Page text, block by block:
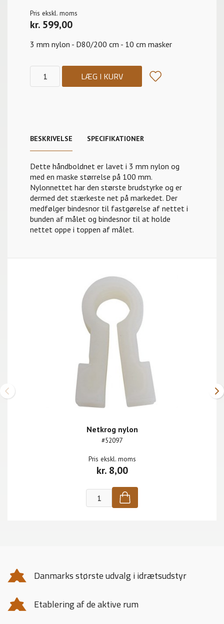
Pris ekskl. moms
kr. 599,00
3 mm nylon - D80/200 cm - 10 cm masker
LÆG I KURV
BESKRIVELSE SPECIFIKATIONER
Dette håndboldnet er lavet i 3 mm nylon og
med en maske størrelse på 100 mm.
Nylonnettet har den største brudstyrke og er
dermed det stærkeste net på markedet. Der
medfølger bindesnor til fastgørelse af nettet i
bunden af målet og bindesnor til at holde
nettet oppe i toppen af målet.
Netkrog nylon
#52097
Pris ekskl. moms
kr. 8,00
Danmarks største udvalg i idrætsudstyr
Etablering af de aktive rum